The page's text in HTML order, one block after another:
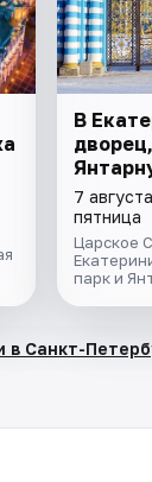
В
7
пятница
Царское
парк и
в Санкт-